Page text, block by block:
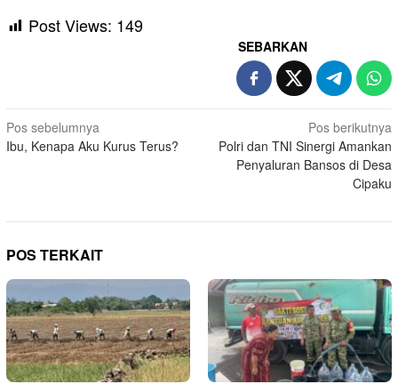
Post Views: 149
SEBARKAN
Navigasi
pos
Pos sebelumnya
Ibu, Kenapa Aku Kurus Terus?
Pos berikutnya
Polri dan TNI Sinergi Amankan
Penyaluran Bansos di Desa
Cipaku
POS TERKAIT